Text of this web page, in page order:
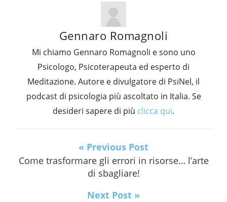
Gennaro Romagnoli
Mi chiamo Gennaro Romagnoli e sono uno
Psicologo, Psicoterapeuta ed esperto di
Meditazione. Autore e divulgatore di PsiNel, il
podcast di psicologia più ascoltato in Italia. Se
desideri sapere di più clicca qui.
« Previous Post
Come trasformare gli errori in risorse… l’arte
di sbagliare!
Next Post »